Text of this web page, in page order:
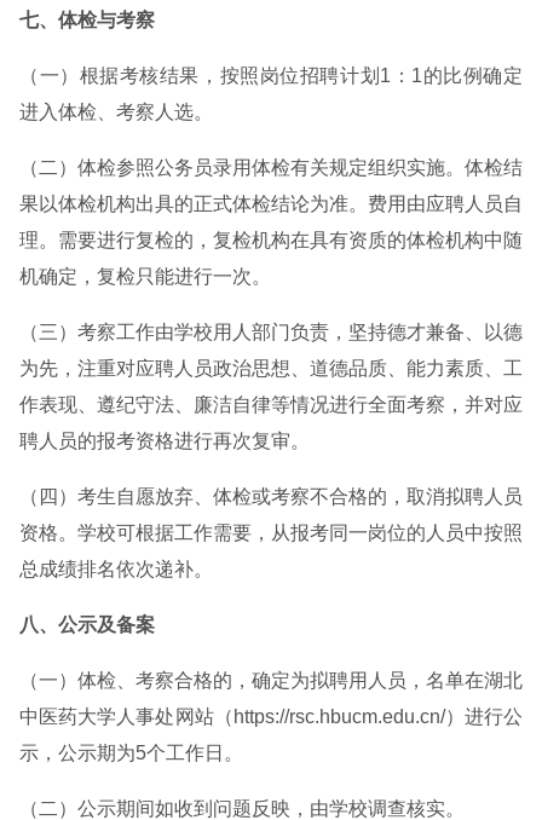
七、体检与考察
（一）根据考核结果，按照岗位招聘计划1：1的比例确定
进入体检、考察人选。
（二）体检参照公务员录用体检有关规定组织实施。体检结
果以体检机构出具的正式体检结论为准。费用由应聘人员自
理。需要进行复检的，复检机构在具有资质的体检机构中随
机确定，复检只能进行一次。
（三）考察工作由学校用人部门负责，坚持德才兼备、以德
为先，注重对应聘人员政治思想、道德品质、能力素质、工
作表现、遵纪守法、廉洁自律等情况进行全面考察，并对应
聘人员的报考资格进行再次复审。
（四）考生自愿放弃、体检或考察不合格的，取消拟聘人员
资格。学校可根据工作需要，从报考同一岗位的人员中按照
总成绩排名依次递补。
八、公示及备案
（一）体检、考察合格的，确定为拟聘用人员，名单在湖北
中医药大学人事处网站（https://rsc.hbucm.edu.cn/）进行公
示，公示期为5个工作日。
（二）公示期间如收到问题反映，由学校调查核实。